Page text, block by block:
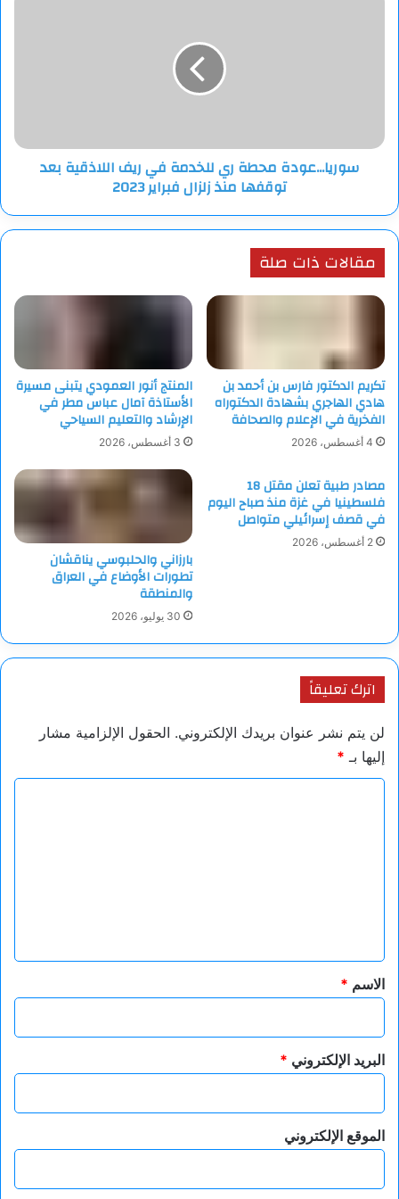
توقفها
2023
سوريا...عودة محطة ري للخدمة في ريف اللاذقية بعد
توقفها منذ زلزال فبراير 2023
مقالات ذات صلة
تكريم الدكتور فارس بن أحمد بن
هادي الهاجري بشهادة الدكتوراه
الفخرية في الإعلام والصحافة
4 أغسطس، 2026
المنتج أنور العمودي يتبنى مسيرة
الأستاذة آمال عباس مطر في
الإرشاد والتعليم السياحي
3 أغسطس، 2026
مصادر طبية تعلن مقتل 18
فلسطينيا في غزة منذ صباح اليوم
في قصف إسرائيلي متواصل
2 أغسطس، 2026
بارزاني والحلبوسي يناقشان
تطورات الأوضاع في العراق
والمنطقة
30 يوليو، 2026
اترك تعليقاً
لن يتم نشر عنوان بريدك الإلكتروني. الحقول الإلزامية مشار
إليها بـ *
*
الاسم *
البريد الإلكتروني *
الموقع الإلكتروني